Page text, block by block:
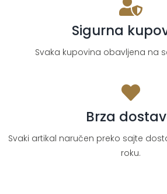
Sigurna
Svaka kupovina obavljena na
Brza
Svaki artikal naručen preko sajte
roku.